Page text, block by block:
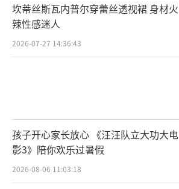
坎蒂丝斯瓦内普尔穿蕾丝透视裙 身材火
辣性感迷人
2026-07-27 14:36:43
孩子开心家长放心 《汪汪队立大功大电
影3》陪你欢乐过暑假
2026-08-06 11:03:18